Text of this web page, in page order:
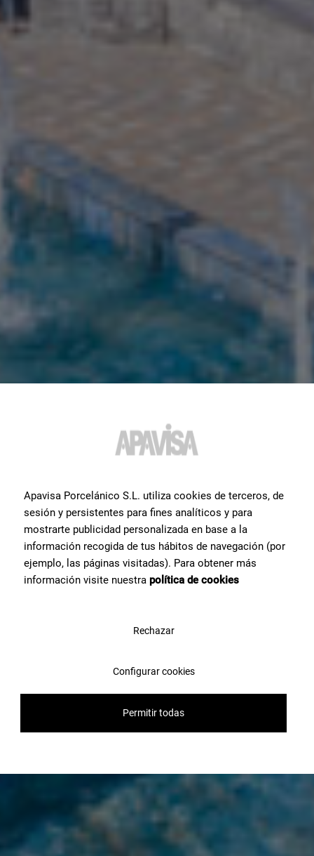
Apavisa Porcelánico S.L. utiliza cookies de terceros, de
sesión y persistentes para fines analíticos y para
mostrarte publicidad personalizada en base a la
información recogida de tus hábitos de navegación (por
ejemplo, las páginas visitadas). Para obtener más
información visite nuestra política de cookies
Rechazar
Configurar cookies
Permitir todas